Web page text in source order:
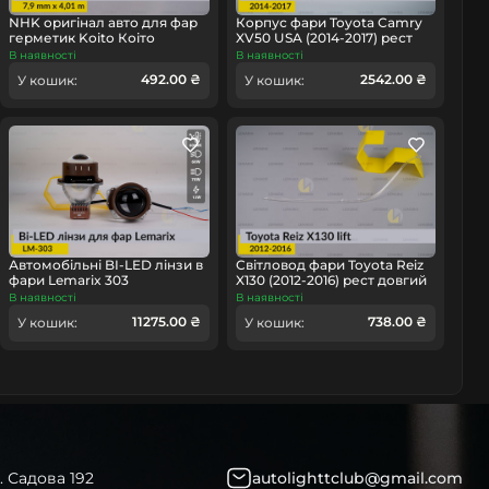
NHK оригінал авто для фар
герметик Koito Коіто
бутиловий шнур термо
В наявності
У кошик: 492.00 ₴
Корпус фари Toyota Camry
XV50 USA (2014-2017) рест
правий
В наявності
У кошик: 2542.00 ₴
Автомобільні BI-LED лінзи в
фари Lemarix 303
В наявності
У кошик: 11275.00 ₴
Світловод фари Toyota Reiz
X130 (2012-2016) рест довгий
лівий
В наявності
У кошик: 738.00 ₴
Садова 192 autolighttclub@gmail.com